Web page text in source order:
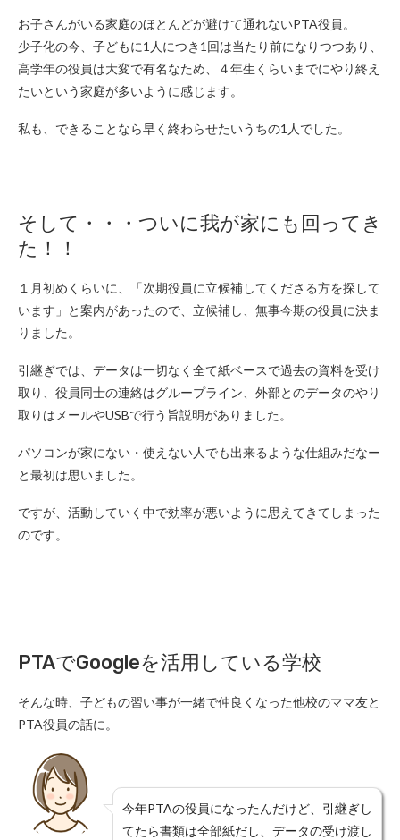
お子さんがいる家庭のほとんどが避けて通れないPTA役員。
少子化の今、子どもに1人につき1回は当たり前になりつつあり、
高学年の役員は大変で有名なため、４年生くらいまでにやり終え
たいという家庭が多いように感じます。
私も、できることなら早く終わらせたいうちの1人でした。
そして・・・ついに我が家にも回ってき
た！！
１月初めくらいに、「次期役員に立候補してくださる方を探して
います」と案内があったので、立候補し、無事今期の役員に決ま
りました。
引継ぎでは、データは一切なく全て紙ベースで過去の資料を受け
取り、役員同士の連絡はグループライン、外部とのデータのやり
取りはメールやUSBで行う旨説明がありました。
パソコンが家にない・使えない人でも出来るような仕組みだなー
と最初は思いました。
ですが、活動していく中で効率が悪いように思えてきてしまった
のです。
PTAでGoogleを活用している学校
そんな時、子どもの習い事が一緒で仲良くなった他校のママ友と
PTA役員の話に。
今年PTAの役員になったんだけど、引継ぎし
てたら書類は全部紙だし、データの受け渡し